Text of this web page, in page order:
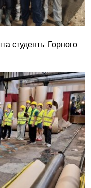
студенты Горного